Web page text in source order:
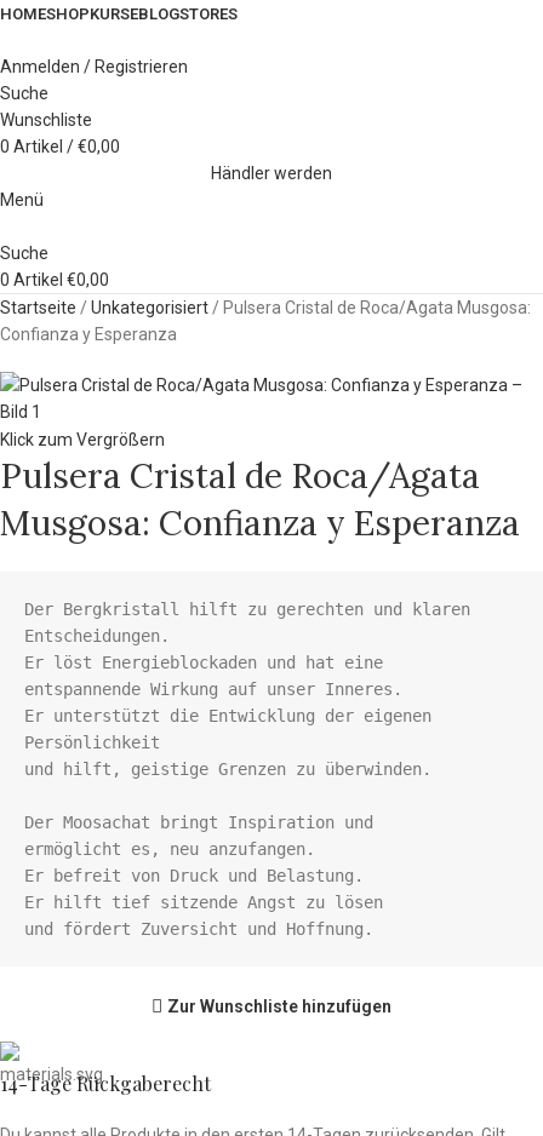
HOMESHOPKURSEBLOGSTORES
Anmelden / Registrieren
Suche
Wunschliste
0 Artikel /€0,00
Händler werden
Menü
Suche
0 Artikel €0,00
Startseite
Unkategorisiert
Pulsera Cristal de Roca/Agata Musgosa:
Confianza y Esperanza
Klick zum Vergrößern
Pulsera Cristal de Roca/Agata
Musgosa: Confianza y Esperanza
Der Bergkristall hilft zu gerechten und klaren
Entscheidungen.
Er löst Energieblockaden und
hat eine
entspannende Wirkung auf unser Inneres.
Er unterstützt die Entwicklung der eigenen
Persönlichkeit
und hilft, geistige Grenzen zu überwinden.
Der Moosachat bringt Inspiration und
ermöglicht es, neu anzufangen.
Er befreit von Druck und Belastung.
Er hilft tief sitzende Angst zu lösen
Zur Wunschliste hinzufügen
14-Tage Rückgaberecht